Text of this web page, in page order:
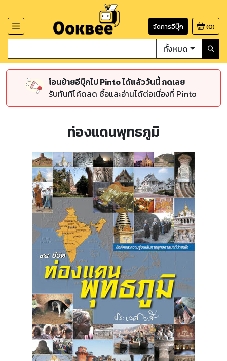
จัดการอีบุ๊ก (0)
ทั้งหมด
โอนย้ายอีบุ๊กไป Pinto ได้แล้ววันนี้ กดเลย
รับทันทีโค้ดลด ซื้อและอ่านได้ต่อเนื่องที่ Pinto
ท่องแดนพุทธภูมิ